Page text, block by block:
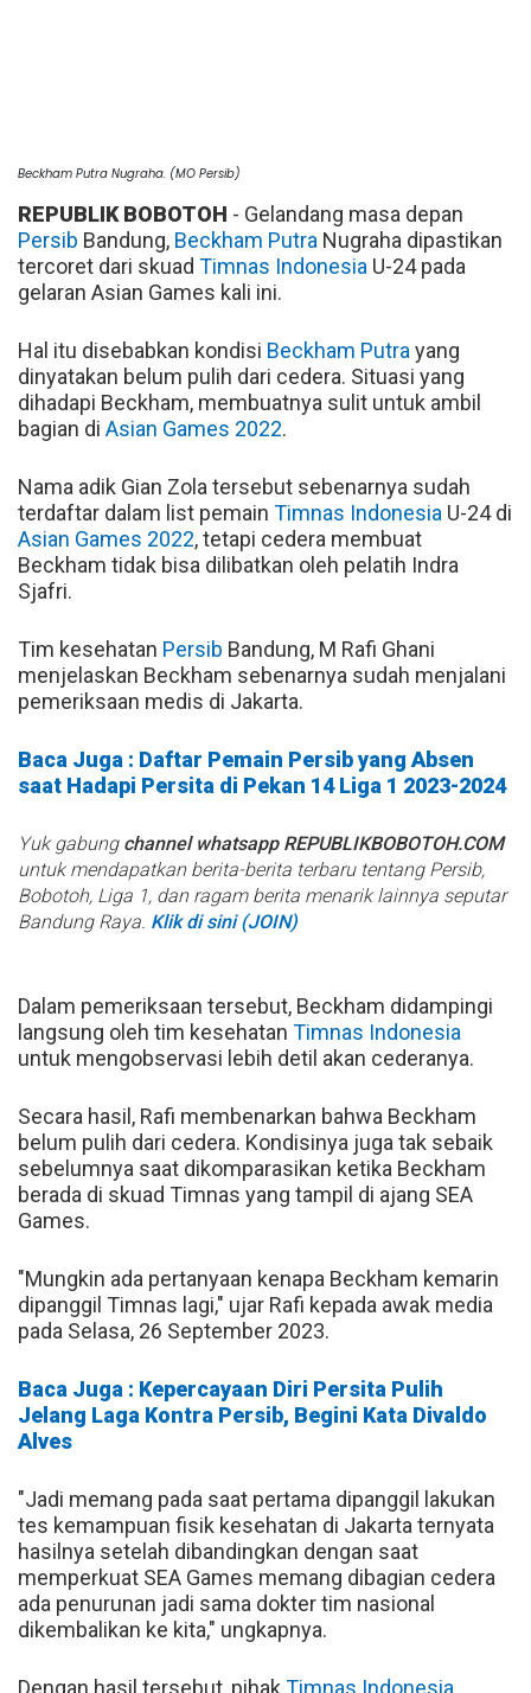
Beckham Putra Nugraha. (MO Persib)
REPUBLIK BOBOTOH - Gelandang masa depan
Persib Bandung, Beckham Putra Nugraha dipastikan
tercoret dari skuad Timnas Indonesia U-24 pada
gelaran Asian Games kali ini.
Hal itu disebabkan kondisi Beckham Putra yang
dinyatakan belum pulih dari cedera. Situasi yang
dihadapi Beckham, membuatnya sulit untuk ambil
bagian di Asian Games 2022.
Nama adik Gian Zola tersebut sebenarnya sudah
terdaftar dalam list pemain Timnas Indonesia U-24 di
Asian Games 2022, tetapi cedera membuat
Beckham tidak bisa dilibatkan oleh pelatih Indra
Sjafri.
Tim kesehatan Persib Bandung, M Rafi Ghani
menjelaskan Beckham sebenarnya sudah menjalani
pemeriksaan medis di Jakarta.
Baca Juga : Daftar Pemain Persib yang Absen
saat Hadapi Persita di Pekan 14 Liga 1 2023-2024
Yuk gabung channel whatsapp REPUBLIKBOBOTOH.COM
untuk mendapatkan berita-berita terbaru tentang Persib,
Bobotoh, Liga 1, dan ragam berita menarik lainnya seputar
Bandung Raya. Klik di sini (JOIN)
Dalam pemeriksaan tersebut, Beckham didampingi
langsung oleh tim kesehatan Timnas Indonesia
untuk mengobservasi lebih detil akan cederanya.
Secara hasil, Rafi membenarkan bahwa Beckham
belum pulih dari cedera. Kondisinya juga tak sebaik
sebelumnya saat dikomparasikan ketika Beckham
berada di skuad Timnas yang tampil di ajang SEA
Games.
"Mungkin ada pertanyaan kenapa Beckham kemarin
dipanggil Timnas lagi," ujar Rafi kepada awak media
pada Selasa, 26 September 2023.
Baca Juga : Kepercayaan Diri Persita Pulih
Jelang Laga Kontra Persib, Begini Kata Divaldo
Alves
"Jadi memang pada saat pertama dipanggil lakukan
tes kemampuan fisik kesehatan di Jakarta ternyata
hasilnya setelah dibandingkan dengan saat
memperkuat SEA Games memang dibagian cedera
ada penurunan jadi sama dokter tim nasional
dikembalikan ke kita," ungkapnya.
Dengan hasil tersebut, pihak Timnas Indonesia